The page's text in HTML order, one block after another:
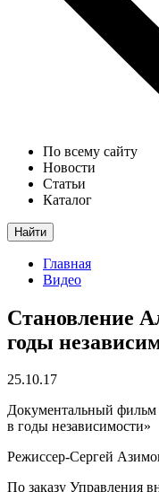
По всему сайту
Новости
Статьи
Каталог
Найти
Главная
Видео
Становление
годы
25.10.17
Документальный фильм
в годы независимости»
Режиссер-Сергей
По заказу Управления